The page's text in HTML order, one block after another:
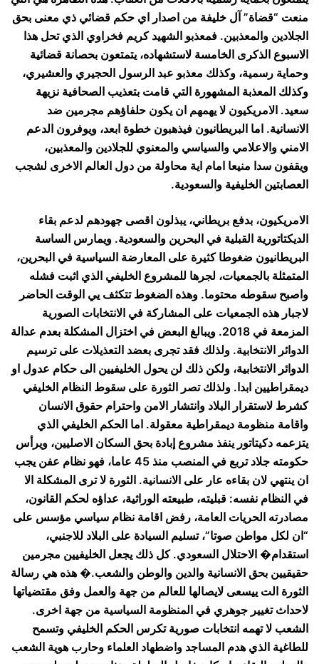
منعت “قضاة” آل خليفة من اصدار اي حكم قضائي ذي معنى بحق
الجلادين والمعذبين. فمعذبو الشهيد كريم فخراوي الذي تحل هذا
الاسبوع الذكرى الخامسة لاستشهاده، يتمتعون بحصانة قضائية
وحماية رسمية، وكذلك معذبو عبد الرسول الحجيري والعشيري،
وكذلك المعذبة المشهورة التي قامت بتعذيب الصحافية نزيهة
سعيد. الامريكيون لا يهمهم ان يكون حلفاؤهم مجرمين ضد
الانسانية. اما البريطانيون فيذهبون خطوة ابعد، ويوفرون الدعم
الامني والاعلامي والسياسي والمعنوي للجلادين والمعذبين،
ويقفون سدا منيعا امام اية محاولة من دول العالم الاخرى لشجب
العصابتين الخليفية والسعودية.
الامريكيون، بدفع بريطاني، يبذلون اقصى جهودهم لدعم بقاء
الديكتاتورية القبلية في البحرين والسعودية. ويمارس الساسة
البريطانيون ضغوطا كثيرة على المعارضة السياسية في البحرين،
المتمثلة بالجمعيات، لجرها للمشروع الخليفي الذي اثبت فشله
واصبح سقوطه محتوما. وهذه الضغوط تتكثف يي الوقت الحاضر
لاجبار هذه الجمعيات على المشاركة في الانتخابات الصورية
المزمعة في 2018. ويبالغ البعض في اختزال المشكلة بعدم عدالة
الدوائر الانتخابية. ولذلك فقد تجرى بعضد التعذيلات على ترسيم
الدوائر الانتخابية، ولكن ذلك لن يحول الخليفيين الى حكام عدول او
ديمقراطيين ابدا. ولذلك تصر الثورة على سقوط النظام الخليفي
كشرط لاستقرار البلاد وانتشار الامن واحترام حقوق الانسان
واقامة منظومة ديمقراطية معقولة. اما الحكم الخليفي الذي
يتزعمه دكيتاتور ينفذ مشروع إبادة بحق السكان الاصليين، ويرأس
حكومته جلاد تربع في المنصب منذ 45 عاما، فهو نظام عفن يجب
ان ينتهي لان بقاءه عار على الانسانية. الثورة لا ترى المشكلة الا
في النظام نفسه: قبليته، طبيعته الوراثية، عداؤه لحكم القانون،
مصادرته الحريات العامة، رفض اقامة نظام سياسي مؤسس على
“ان لكل مواطن صوتا”، تسليم السيادة على البلاد للاجنبي،
استقدام� الاحتلال السعودي. كل ذلك يجعل الخليفيين مجرمين
حقيقيين بحق الانسانية والدين والوطن والشعب.� هذه هي رسالة
الثورة الت ييسعى لايصالها للعالم من جهة والعمل وفق مقتضياتها
لاحداث تغيير جوهري في المنظومة السياسية من جهة اخرى.
الشعب لا تهمه انتخابات صورية تكرس الحكم الخليفي وتسمح
للطاغية الذي هدم المساجد واضطهاد العلماء وحارب هوية الشعب